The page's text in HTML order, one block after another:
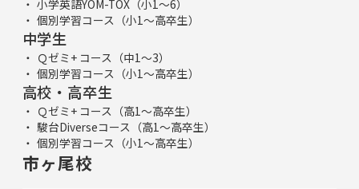
小学英語YOM-TOX（小1～6）
個別学習コース（小1～高卒生）
中学生
Ｑゼミ+ コース（中1～3）
個別学習コース（小1～高卒生）
高校・高卒生
Ｑゼミ+ コース（高1～高卒生）
駿台Diverseコース（高1～高卒生）
個別学習コース（小1～高卒生）
市ヶ尾校